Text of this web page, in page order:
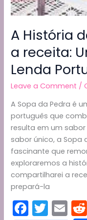
A História
a receita:
Lenda
Leave a Comment /
A Sopa da Pedra é
português que
resulta em um
sabor único, a Sopa
fascinante que
exploraremos a
compartilharei a
prepará-la
F T E